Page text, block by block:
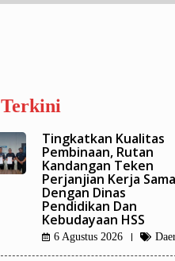
Terkini
Tingkatkan Kualitas
Pembinaan, Rutan
Kandangan Teken
Perjanjian Kerja Sama
Dengan Dinas
Pendidikan Dan
Kebudayaan HSS
6 Agustus 2026